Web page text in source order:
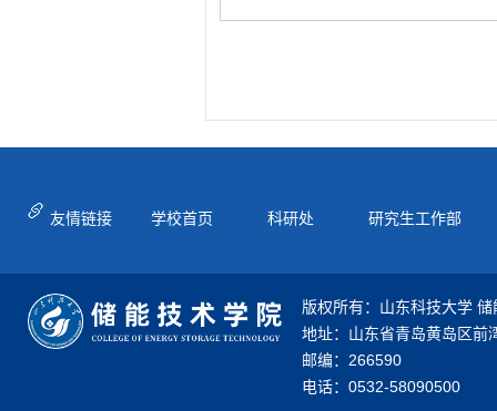
友情链接 学校首页 科研处 研究生工作部
版权所有：山东科技大学
地址：山东省青岛黄岛区前
邮编：266590
电话：0532-58090500